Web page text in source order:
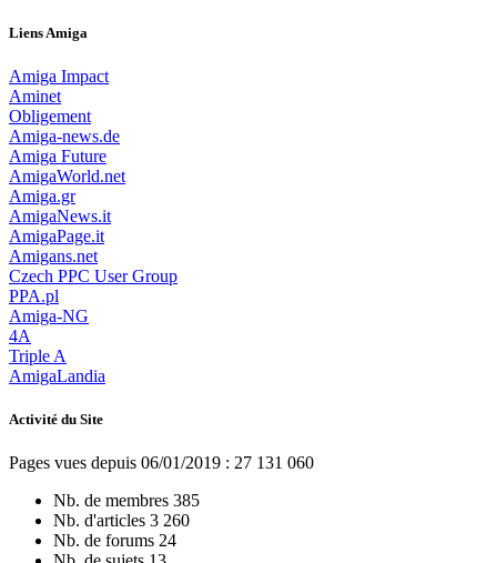
Liens Amiga
Amiga Impact
Aminet
Obligement
Amiga-news.de
Amiga Future
AmigaWorld.net
Amiga.gr
AmigaNews.it
AmigaPage.it
Amigans.net
Czech PPC User Group
PPA.pl
Amiga-NG
4A
Triple A
AmigaLandia
Activité du Site
Pages vues depuis 06/01/2019 : 27 131 060
Nb. de membres 385
Nb. d'articles 3 260
Nb. de forums 24